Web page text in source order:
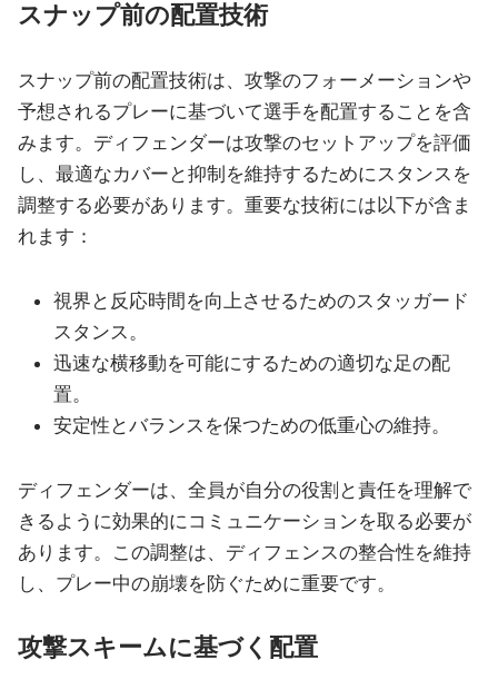
スナップ前の配置技術
スナップ前の配置技術は、攻撃のフォーメーションや
予想されるプレーに基づいて選手を配置することを含
みます。ディフェンダーは攻撃のセットアップを評価
し、最適なカバーと抑制を維持するためにスタンスを
調整する必要があります。重要な技術には以下が含ま
れます：
視界と反応時間を向上させるためのスタッガード
スタンス。
迅速な横移動を可能にするための適切な足の配
置。
安定性とバランスを保つための低重心の維持。
ディフェンダーは、全員が自分の役割と責任を理解で
きるように効果的にコミュニケーションを取る必要が
あります。この調整は、ディフェンスの整合性を維持
し、プレー中の崩壊を防ぐために重要です。
攻撃スキームに基づく配置